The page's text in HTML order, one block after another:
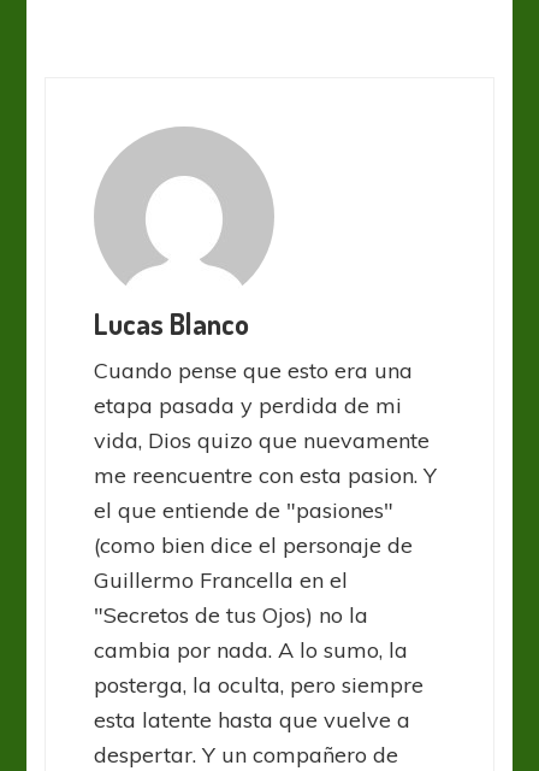
Lucas Blanco
Cuando pense que esto era una
etapa pasada y perdida de mi
vida, Dios quizo que nuevamente
me reencuentre con esta pasion. Y
el que entiende de "pasiones"
(como bien dice el personaje de
Guillermo Francella en el
"Secretos de tus Ojos) no la
cambia por nada. A lo sumo, la
posterga, la oculta, pero siempre
esta latente hasta que vuelve a
despertar. Y un compañero de